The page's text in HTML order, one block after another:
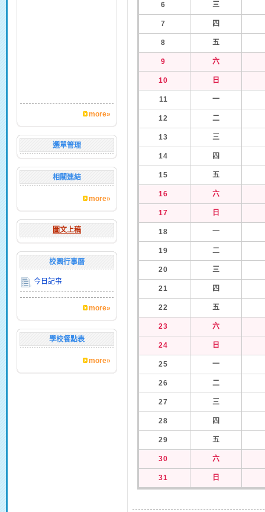
more»
選單管理
相關連結
more»
圖文上稿
校園行事曆
今日記事
more»
學校餐點表
more»
6 三
7 四
8 五
9 六
10 日
11 一
12 二
13 三
14 四
15 五
16 六
17 日
18 一
19 二
20 三
21 四
22 五
23 六
24 日
25 一
26 二
27 三
28 四
29 五
30 六
31 日